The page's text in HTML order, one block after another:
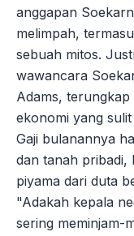
anggapan
melimpah,
sebuah mitos.
wawancara
Adams,
ekonomi yang
Gaji bulanannya
dan tanah pribadi,
piyama dari duta
"Adakah kepala
sering meminjam-